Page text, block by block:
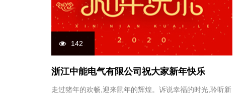
142
浙江中能电气有限公司祝大家新年快乐
走过猪年的欢畅,迎来鼠年的辉煌。诉说幸福的时光,聆听新